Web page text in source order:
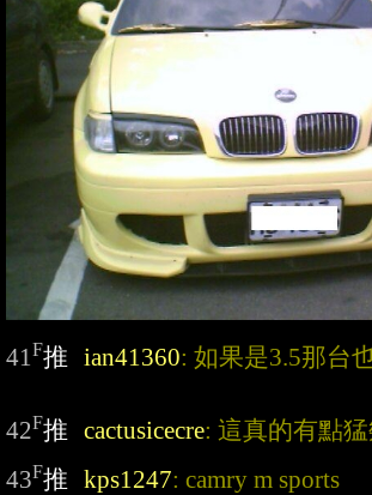
41 F推 ian41360: 如果是3.5那台
42F推 cactusicecre: 這真的有點
43F推 kps1247: camry m sports